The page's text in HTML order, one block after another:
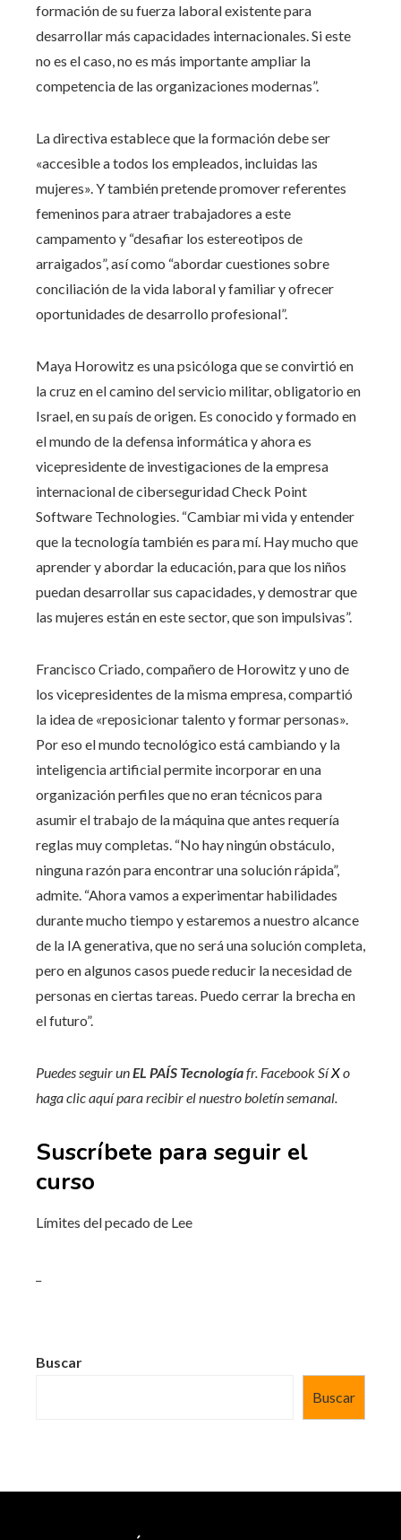
formación de su fuerza laboral existente para
desarrollar más capacidades internacionales. Si este
no es el caso, no es más importante ampliar la
competencia de las organizaciones modernas”.
La directiva establece que la formación debe ser
«accesible a todos los empleados, incluidas las
mujeres». Y también pretende promover referentes
femeninos para atraer trabajadores a este
campamento y “desafiar los estereotipos de
arraigados”, así como “abordar cuestiones sobre
conciliación de la vida laboral y familiar y ofrecer
oportunidades de desarrollo profesional”.
Maya Horowitz es una psicóloga que se convirtió en
la cruz en el camino del servicio militar, obligatorio en
Israel, en su país de origen. Es conocido y formado en
el mundo de la defensa informática y ahora es
vicepresidente de investigaciones de la empresa
internacional de ciberseguridad Check Point
Software Technologies. “Cambiar mi vida y entender
que la tecnología también es para mí. Hay mucho que
aprender y abordar la educación, para que los niños
puedan desarrollar sus capacidades, y demostrar que
las mujeres están en este sector, que son impulsivas”.
Francisco Criado, compañero de Horowitz y uno de
los vicepresidentes de la misma empresa, compartió
la idea de «reposicionar talento y formar personas».
Por eso el mundo tecnológico está cambiando y la
inteligencia artificial permite incorporar en una
organización perfiles que no eran técnicos para
asumir el trabajo de la máquina que antes requería
reglas muy completas. “No hay ningún obstáculo,
ninguna razón para encontrar una solución rápida”,
admite. “Ahora vamos a experimentar habilidades
durante mucho tiempo y estaremos a nuestro alcance
de la IA generativa, que no será una solución completa,
pero en algunos casos puede reducir la necesidad de
personas en ciertas tareas. Puedo cerrar la brecha en
el futuro”.
Puedes seguir unEL PAÍS Tecnologíafr. FacebookSíXo
haga clic aquí para recibir el nuestroboletín semanal.
Suscríbete para seguir el
curso
Límites del pecado de Lee
Buscar
Buscar